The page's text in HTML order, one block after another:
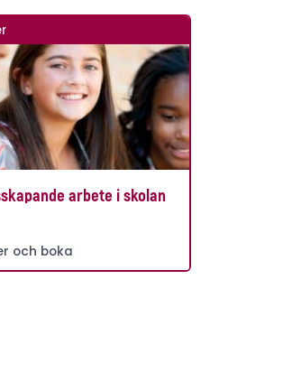
arbete i skolan
och boka